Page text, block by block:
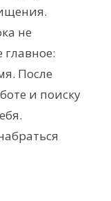
не
После
и поиску